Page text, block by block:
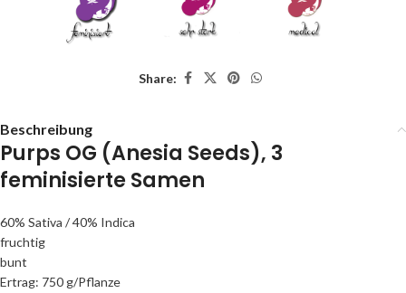
Share:
Beschreibung
Purps OG (Anesia Seeds), 3
feminisierte Samen
60% Sativa / 40% Indica
fruchtig
bunt
Ertrag: 750 g/Pflanze